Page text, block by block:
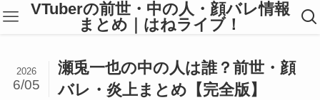
VTuberの前世・中の人・顔バレ情報
まとめ｜はねライブ！
瀬兎一也の中の人は誰？前世・顔
バレ・炎上まとめ【完全版】
2026
6/05